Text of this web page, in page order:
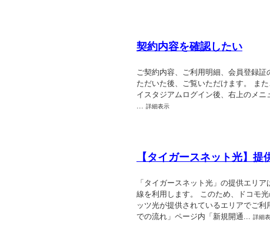
契約内容を確認したい
ご契約内容、ご利用明細、会員登録
ただいた後、ご覧いただけます。 ま
イスタジアムログイン後、右上のメニ
... 詳細表示
【タイガースネット光】
「タイガースネット光」の提供エリ
線を利用します。 このため、ドコモ
ッツ光が提供されているエリアでご
での流れ」ページ内「新規開通... 詳細